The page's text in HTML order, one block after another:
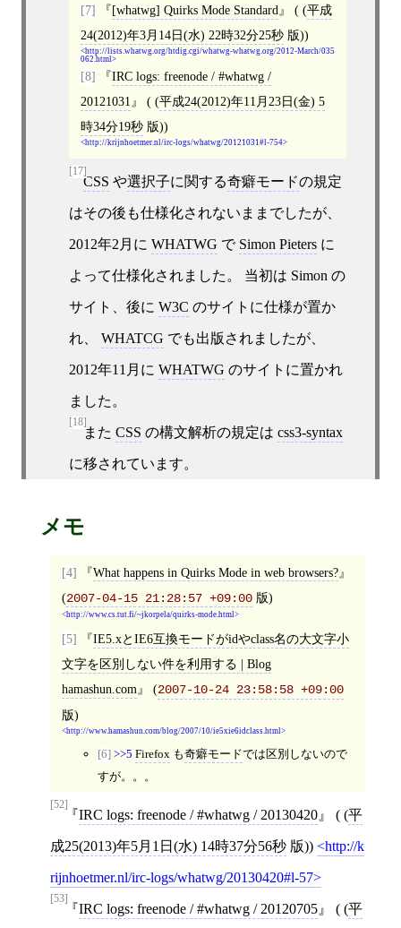
[7] [whatwg] Quirks Mode Standard ( (平成
24(2012)年3月14日(水) 22時32分25秒版))
http://lists.whatwg.org/htdig.cgi/whatwg-whatwg.org/2012-March/035
062.html
[8]
IRC logs: freenode / #whatwg /
20121031
( (平成24(2012)年11月23日(金) 5
時34分19秒版))
http://krijnhoetmer.nl/irc-logs/whatwg/20121031#l-754
[17]
CSS や選択子に関する奇癖モードの規定
はその後も仕様化されないままでしたが、
2012年2月に WHATWG で Simon Pietersに
よって仕様化されました。 当初は Simon の
サイト、後に W3C のサイトに仕様が置か
れ、 WHATCG
2012年11月に WHATWG のサイトに置かれ
ました。
[18]
また CSS の構文解析の規定は css3-syntax
に移されています。
メモ
[4]
What happens in Quirks Mode in web browsers?
(2007-04-15 21:28:57 +09:00版)
http://www.cs.tut.fi/~jkorpela/quirks-mode.html
[5]
IE5.xとIE6互換モードがidやclass名の大文字小
文字を区別しない件を利用する | Blog
hamashun.com
(2007-10-24 23:58:58 +09:00
版)
http://www.hamashun.com/blog/2007/10/ie5xie6idclass.html
[6] >>5 Firefoxも奇癖モードでは区別しないので
すが。。。
[52]
IRC logs: freenode / #whatwg / 20130420 ( (平
成25(2013)年5月1日(水) 14時37分56秒 版)) http://k
rijnhoetmer.nl/irc-logs/whatwg/20130420#l-57
[53]
IRC logs: freenode / #whatwg / 20120705 ( (平